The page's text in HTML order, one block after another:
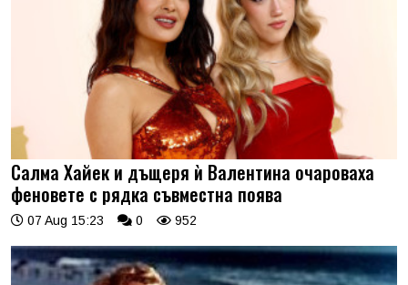
Салма Хайек и дъщеря ѝ Валентина очароваха
феновете с рядка съвместна поява
07 Aug 15:23 0 952